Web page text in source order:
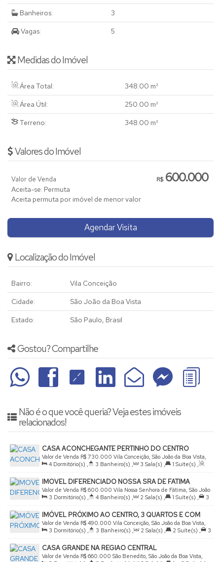
Banheiros: 3
Vagas: 5
Medidas do Imóvel
Área Total: 348.00 m²
Área Útil: 250.00 m²
Terreno: 348.00 m²
Valores do Imóvel
R$600.000
Valor de Venda
Aceita-se: Permuta
Aceita permuta por imóvel de menor valor
Agendar Visita
Localização do Imóvel
Bairro: Vila Conceição
Cidade: São João da Boa Vista
Estado: São Paulo, Brasil
Gostou? Compartilhe
Não é o que você queria? Veja estes imóveis
relacionados!
CASA ACONCHEGANTE PERTINHO DO CENTRO
R$ 730.000
Valor de Venda
Vila Conceição, São João da Boa Vista,
São Paulo, Brasil
4 Dormitório(s) , 3 Banheiro(s) , 3 Sala(s) , 1 Suíte(s) ,
Total: 200.00m² , 1 Vaga(s) , Terreno: 280.00m²
IMOVEL DIFERENCIADO NOSSA SRA DE FATIMA
R$ 600.000
Valor de Venda
Vila Nossa Senhora de Fátima, São João
da Boa Vista, São Paulo, Brasil
3 Dormitório(s) , 4 Banheiro(s) , 2 Sala(s) , 1 Suíte(s) ,
3
Vaga(s) , Útil: 230.00m² , Terreno: 318.00m²
IMÓVEL PRÓXIMO AO CENTRO, 3 QUARTOS E COM
ÁREA DE LAZER
R$ 490.000
Valor de Venda
Vila Conceição, São João da Boa Vista,
São Paulo, Brasil
3 Dormitório(s) , 3 Banheiro(s) , 2 Sala(s) , 2 Suíte(s) ,
3
Vaga(s) , Útil: 210.00m² , Terreno: 407.00m²
CASA GRANDE NA REGIAO CENTRAL
R$ 660.000
Valor de Venda
São Benedito, São João da Boa Vista,